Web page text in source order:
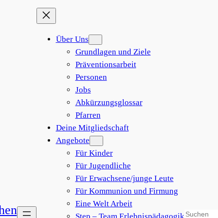
Über Uns
Grundlagen und Ziele
Präventionsarbeit
Personen
Jobs
Abkürzungsglossar
Pfarren
Deine Mitgliedschaft
Angebote
Für Kinder
Für Jugendliche
Für Erwachsene/junge Leute
Für Kommunion und Firmung
Eine Welt Arbeit